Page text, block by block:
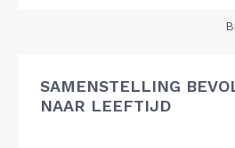
SAMENSTELLING
NAAR LEEFTIJD